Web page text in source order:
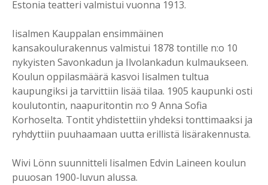
Estonia teatteri valmistui vuonna 1913.
Iisalmen Kauppalan ensimmäinen
kansakoulurakennus valmistui 1878 tontille n:o 10
nykyisten Savonkadun ja Ilvolankadun kulmaukseen.
Koulun oppilasmäärä kasvoi Iisalmen tultua
kaupungiksi ja tarvittiin lisää tilaa. 1905 kaupunki osti
koulutontin, naapuritontin n:o 9 Anna Sofia
Korhoselta. Tontit yhdistettiin yhdeksi tonttimaaksi ja
ryhdyttiin puuhaamaan uutta erillistä lisärakennusta.
Wivi Lönn suunnitteli Iisalmen Edvin Laineen koulun
puuosan 1900-luvun alussa.